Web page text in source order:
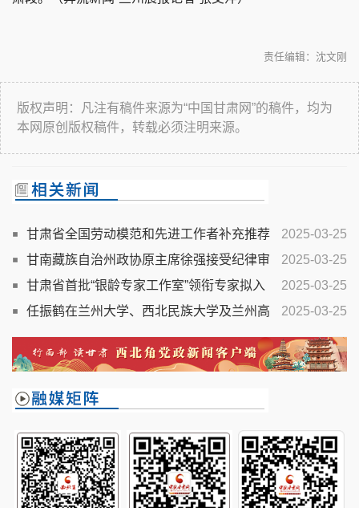
责任编辑：沈文刚
版权声明：凡注有稿件来源为“中国甘肃网”的稿件，均为
本网原创版权稿件，转载必须注明来源。
2025-03-25
甘肃省全国劳动模范和先进工作者补充推荐
人选公示公告
2025-03-25
甘南藏族自治州政协原主席徐强接受纪律审
查和监察调查
2025-03-25
甘肃省首批“银龄专家工作室”领衔专家拟入
选名单公示
2025-03-25
任振鹤在兰州大学、西北民族大学及兰州高
新区调研